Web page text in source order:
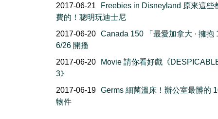
2017-06-21
Freebies in Disneyland 原來這些
費的！聰明玩迪士尼
2017-06-20 Canada 150 「最愛加拿大 · 擁抱
6/26 開播
2017-06-20
Movie 請你看好戲《
3》
2017-06-19 Germs 細菌溫床！辦公室最髒的
物件